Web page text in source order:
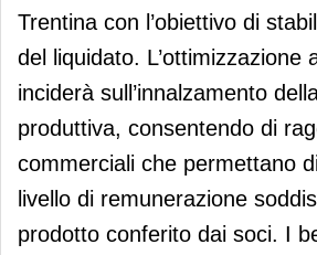
Trentina con l’obiettivo di
del liquidato. L’ottimizzazione
inciderà sull’innalzamento
produttiva, consentendo di
commerciali che permettano
livello di remunerazione
prodotto conferito dai soci. I